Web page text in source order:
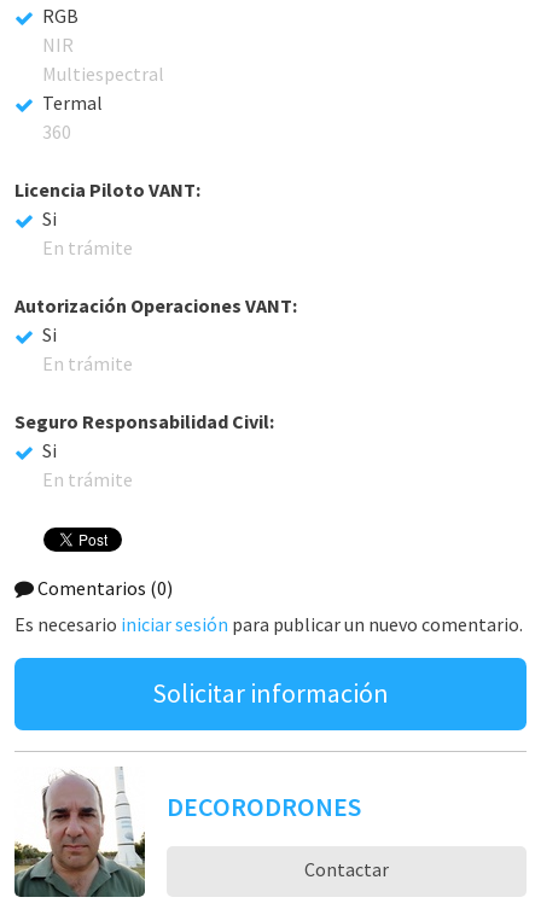
RGB
NIR
Multiespectral
Termal
360
Licencia Piloto VANT:
Si
En trámite
Autorización Operaciones VANT:
Si
En trámite
Seguro Responsabilidad Civil:
Si
En trámite
Comentarios (0)
Es necesario iniciar sesión para publicar un nuevo comentario.
Solicitar información
DECORODRONES
Contactar